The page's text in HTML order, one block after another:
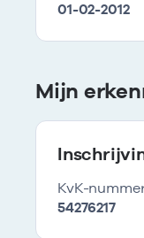
01-02-2012
Mijn
KvK-
54276217